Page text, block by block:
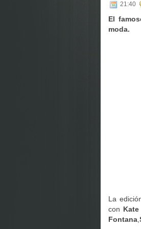
21:40
El
moda.
La
con
Fontana